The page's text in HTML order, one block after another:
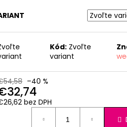
Kód: Zvoľte
variant
–40 %
bez DPH